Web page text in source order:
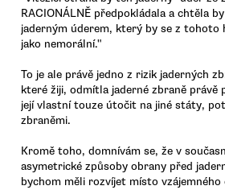
RACIONÁLNĚ předpokládala a chtěla
jaderným úderem, který by se z tohoto
jako nemorální."
To je ale právě jedno z rizik jaderných
které žiji, odmítla jaderné zbraně právě
její vlastní touze útočit na jiné státy,
zbraněmi.
Kromě toho, domnívám se, že v
asymetrické způsoby obrany před
bychom měli rozvíjet místo vzájemného